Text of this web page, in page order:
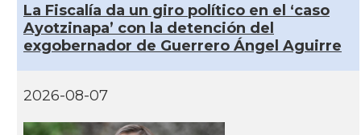
La Fiscalía da un giro político en el ‘caso
Ayotzinapa’ con la detención del
exgobernador de Guerrero Ángel Aguirre
2026-08-07